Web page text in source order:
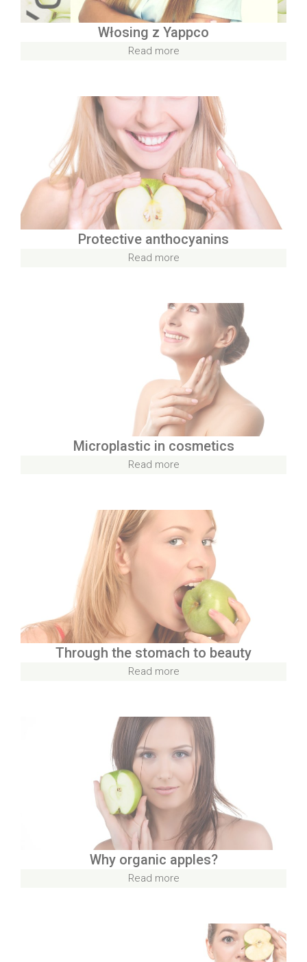
Włosing z Yappco
Read more
Protective anthocyanins
Read more
Microplastic in cosmetics
Read more
Through the stomach to beauty
Read more
Why organic apples?
Read more